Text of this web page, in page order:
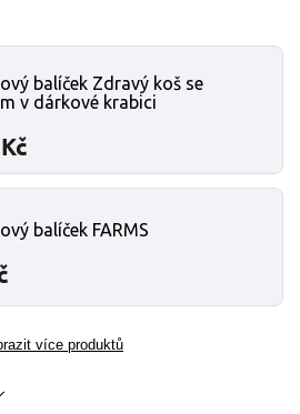
balíček Zdravý koš se
v dárkové krabici
balíček FARMS
více produktů